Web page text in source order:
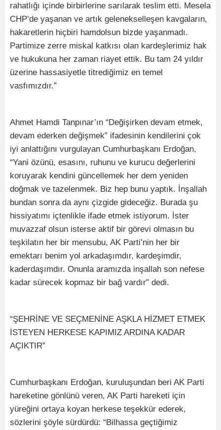
rahatlığı içinde birbirlerine sarılarak teslim etti. Mesela
CHP’de yaşanan ve artık gelenekselleşen kavgaların,
hakaretlerin hiçbiri hamdolsun bizde yaşanmadı.
Partimize zerre miskal katkısı olan kardeşlerimiz hak
ve hukukuna her zaman riayet ettik. Bu tam 24 yıldır
üzerine hassasiyetle titrediğimiz en temel
vasfımızdır.”
Ahmet Hamdi Tanpınar’ın “Değişirken devam etmek,
devam ederken değişmek” ifadesinin kendilerini çok
iyi anlattığını vurgulayan Cumhurbaşkanı Erdoğan,
“Yani özünü, esasını, ruhunu ve kurucu değerlerini
koruyarak kendini güncellemek her dem yeniden
doğmak ve tazelenmek. Biz hep bunu yaptık. İnşallah
bundan sonra da aynı çizgide gideceğiz. Burada şu
hissiyatımı içtenlikle ifade etmek istiyorum. İster
muvazzaf olsun isterse aktif bir görevi olmasın bu
teşkilatın her bir mensubu, AK Parti’nin her bir
emektarı benim yol arkadaşımdır, kardeşimdir,
kaderdaşımdır. Onunla aramızda inşallah son nefese
kadar sürecek kopmaz bir bağ vardır” dedi.
“ŞEHRİNE VE SEÇMENİNE AŞKLA HİZMET ETMEK
İSTEYEN HERKESE KAPIMIZ ARDINA KADAR
AÇIKTIR”
Cumhurbaşkanı Erdoğan, kuruluşundan beri AK Parti
hareketine gönlünü veren, AK Parti hareketi için
yüreğini ortaya koyan herkese teşekkür ederek,
sözlerini şöyle sürdürdü: “Bilhassa geçtiğimiz